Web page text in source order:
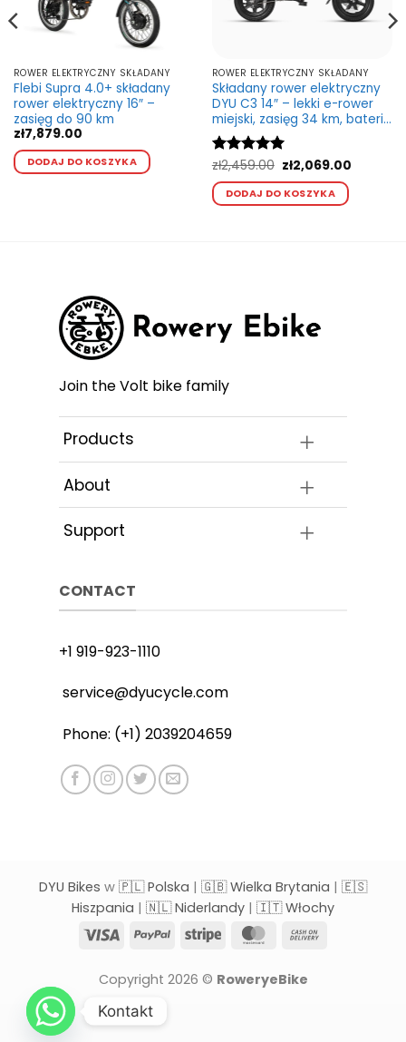
ROWER ELEKTRYCZNY SKŁADANY
Flebi Supra 4.0+ składany
rower elektryczny 16″ –
zasięg do 90 km
zł7,879.00
DODAJ DO KOSZYKA
stronie
produktu
ROWER ELEKTRYCZNY SKŁADANY
Składany rower elektryczny
DYU C3 14″ – lekki e-rower
miejski, zasięg 34 km, bateria
36 V 7,5 Ah
Oceniono
na 5
zł2,459.00 Pierwotna
cena
wynosiła:
zł2,459.00.
zł2,069.00Aktualna
DODAJ DO KOSZYKA
Join the Volt bike family
Products
About
Support
CONTACT
+1 919-923-1110
service@dyucycle.com
Phone: (+1) 2039204659
DYU Bikes w 🇵🇱 Polska | 🇬🇧 Wielka Brytania | 🇪🇸
Hiszpania | 🇳🇱 Niderlandy | 🇮🇹 Włochy
Visa
PayPal Stripe MasterCard
Copyright 2026 © RoweryeBike
Kontakt